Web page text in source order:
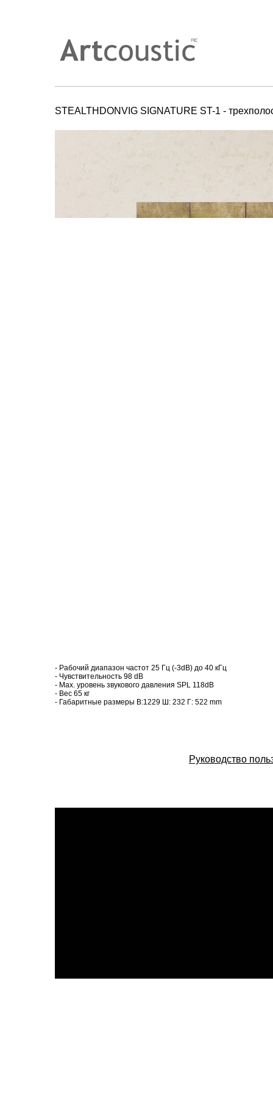
STEALTHDONVIG SIGNATURE ST-1 -
- Рабочий диапазон частот 25 Гц (-3dB) до 40 кГц
- Чувствительность 98 dB
- Max. уровень звукового давления SPL 118dB
- Вес 65 кг
- Габаритные размеры В:1229 Ш: 232 Г: 522 mm
Руководство